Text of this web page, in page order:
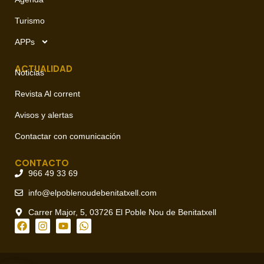
Turismo
APPs
ACTUALIDAD
Noticias
Revista Al corrent
Avisos y alertas
Contactar con comunicación
CONTACTO
966 49 33 69
info@elpoblenoudebenitatxell.com
Carrer Major, 5, 03726 El Poble Nou de Benitatxell